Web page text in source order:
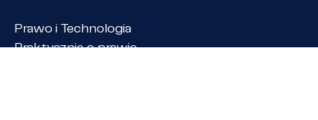
Prawo i Technologia
Praktycznie o prawie